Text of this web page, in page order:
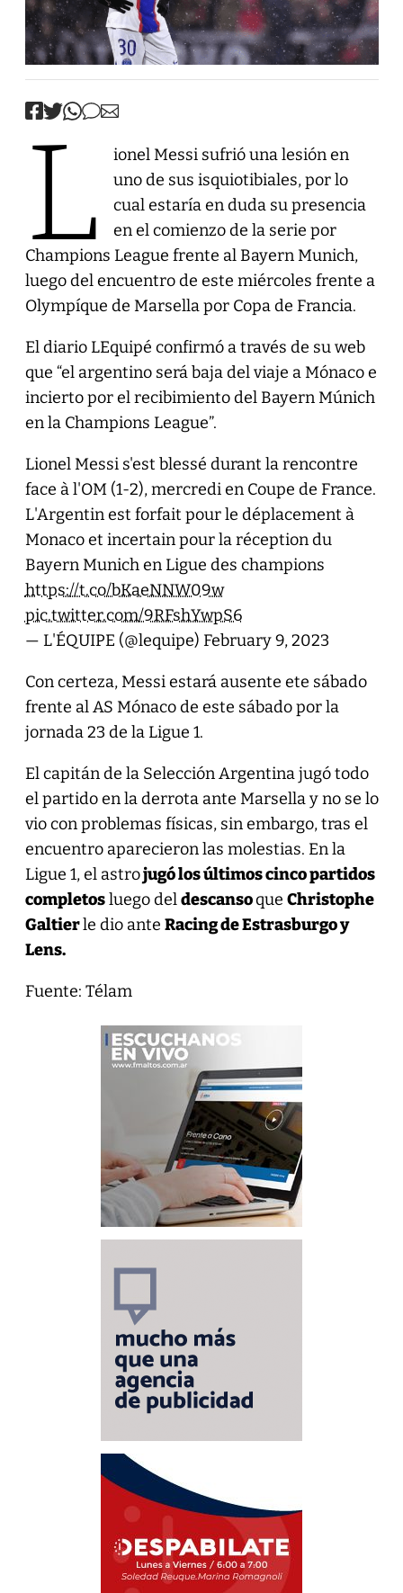
L
ionel Messi sufrió una lesión en
uno de sus isquiotibiales, por lo
cual estaría en duda su presencia
en el comienzo de la serie por
Champions League frente al Bayern Munich,
luego del encuentro de este miércoles frente a
Olympíque de Marsella por Copa de Francia.
El diario LEquipé confirmó a través de su web
que “el argentino será baja del viaje a Mónaco e
incierto por el recibimiento del Bayern Múnich
en la Champions League”.
Lionel Messi s'est blessé durant la rencontre
face à l'OM (1-2), mercredi en Coupe de France.
L'Argentin est forfait pour le déplacement à
Monaco et incertain pour la réception du
Bayern Munich en Ligue des champions
https://t.co/bKaeNNW09w
pic.twitter.com/9RFshYwpS6
— L'ÉQUIPE (@lequipe) February 9, 2023
Con certeza, Messi estará ausente ete sábado
frente al AS Mónaco de este sábado por la
jornada 23 de la Ligue 1.
El capitán de la Selección Argentina jugó todo
el partido en la derrota ante Marsella y no se lo
vio con problemas físicas, sin embargo, tras el
encuentro aparecieron las molestias. En la
Ligue 1, el astrojugó los últimos cinco partidos
completosluego deldescansoque Christophe
Galtierle dio ante Racing de Estrasburgo y
Lens.
Fuente: Télam